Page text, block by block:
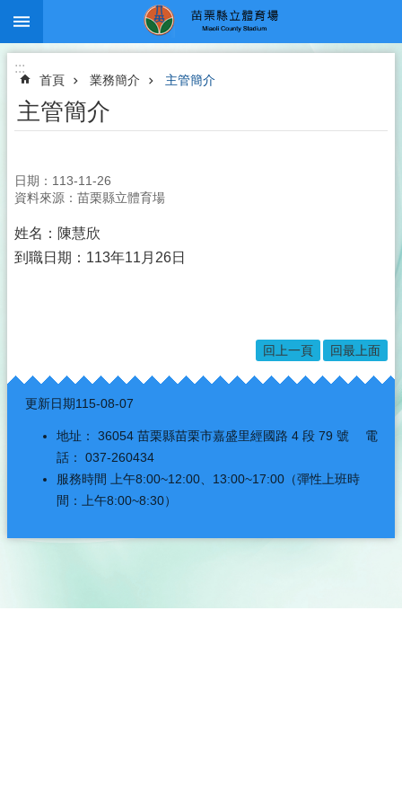
跳到主要內容區塊
:::
首頁 業務簡介 主管簡介
主管簡介
日期：113-11-26
資料來源：苗栗縣立體育場
姓名：陳慧欣
到職日期：113年11月26日
回上一頁 回最上面
:::
更新日期115-08-07
地址： 36054 苗栗縣苗栗市嘉盛里經國路 4 段 79 號 電
話： 037-260434
服務時間 上午8:00~12:00、13:00~17:00（彈性上班時
間：上午8:00~8:30）